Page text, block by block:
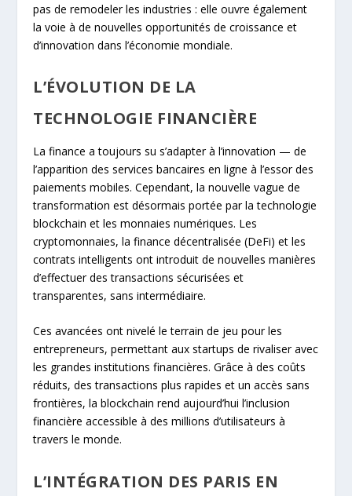
pas de remodeler les industries : elle ouvre également
la voie à de nouvelles opportunités de croissance et
d’innovation dans l’économie mondiale.
L’ÉVOLUTION DE LA
TECHNOLOGIE FINANCIÈRE
La finance a toujours su s’adapter à l’innovation — de
l’apparition des services bancaires en ligne à l’essor des
paiements mobiles. Cependant, la nouvelle vague de
transformation est désormais portée par la technologie
blockchain et les monnaies numériques. Les
cryptomonnaies, la finance décentralisée (DeFi) et les
contrats intelligents ont introduit de nouvelles manières
d’effectuer des transactions sécurisées et
transparentes, sans intermédiaire.
Ces avancées ont nivelé le terrain de jeu pour les
entrepreneurs, permettant aux startups de rivaliser avec
les grandes institutions financières. Grâce à des coûts
réduits, des transactions plus rapides et un accès sans
frontières, la blockchain rend aujourd’hui l’inclusion
financière accessible à des millions d’utilisateurs à
travers le monde.
L’INTÉGRATION DES PARIS EN